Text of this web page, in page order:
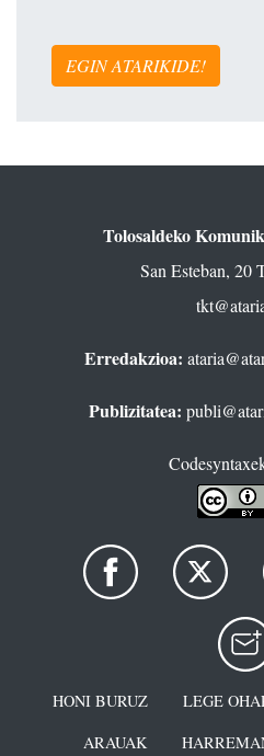
EGIN ATARIKIDE!
Tolosaldeko
San Esteban, 20
Erredakzioa:
Publizitatea:
HONI BURUZ LEGE
ARAUAK